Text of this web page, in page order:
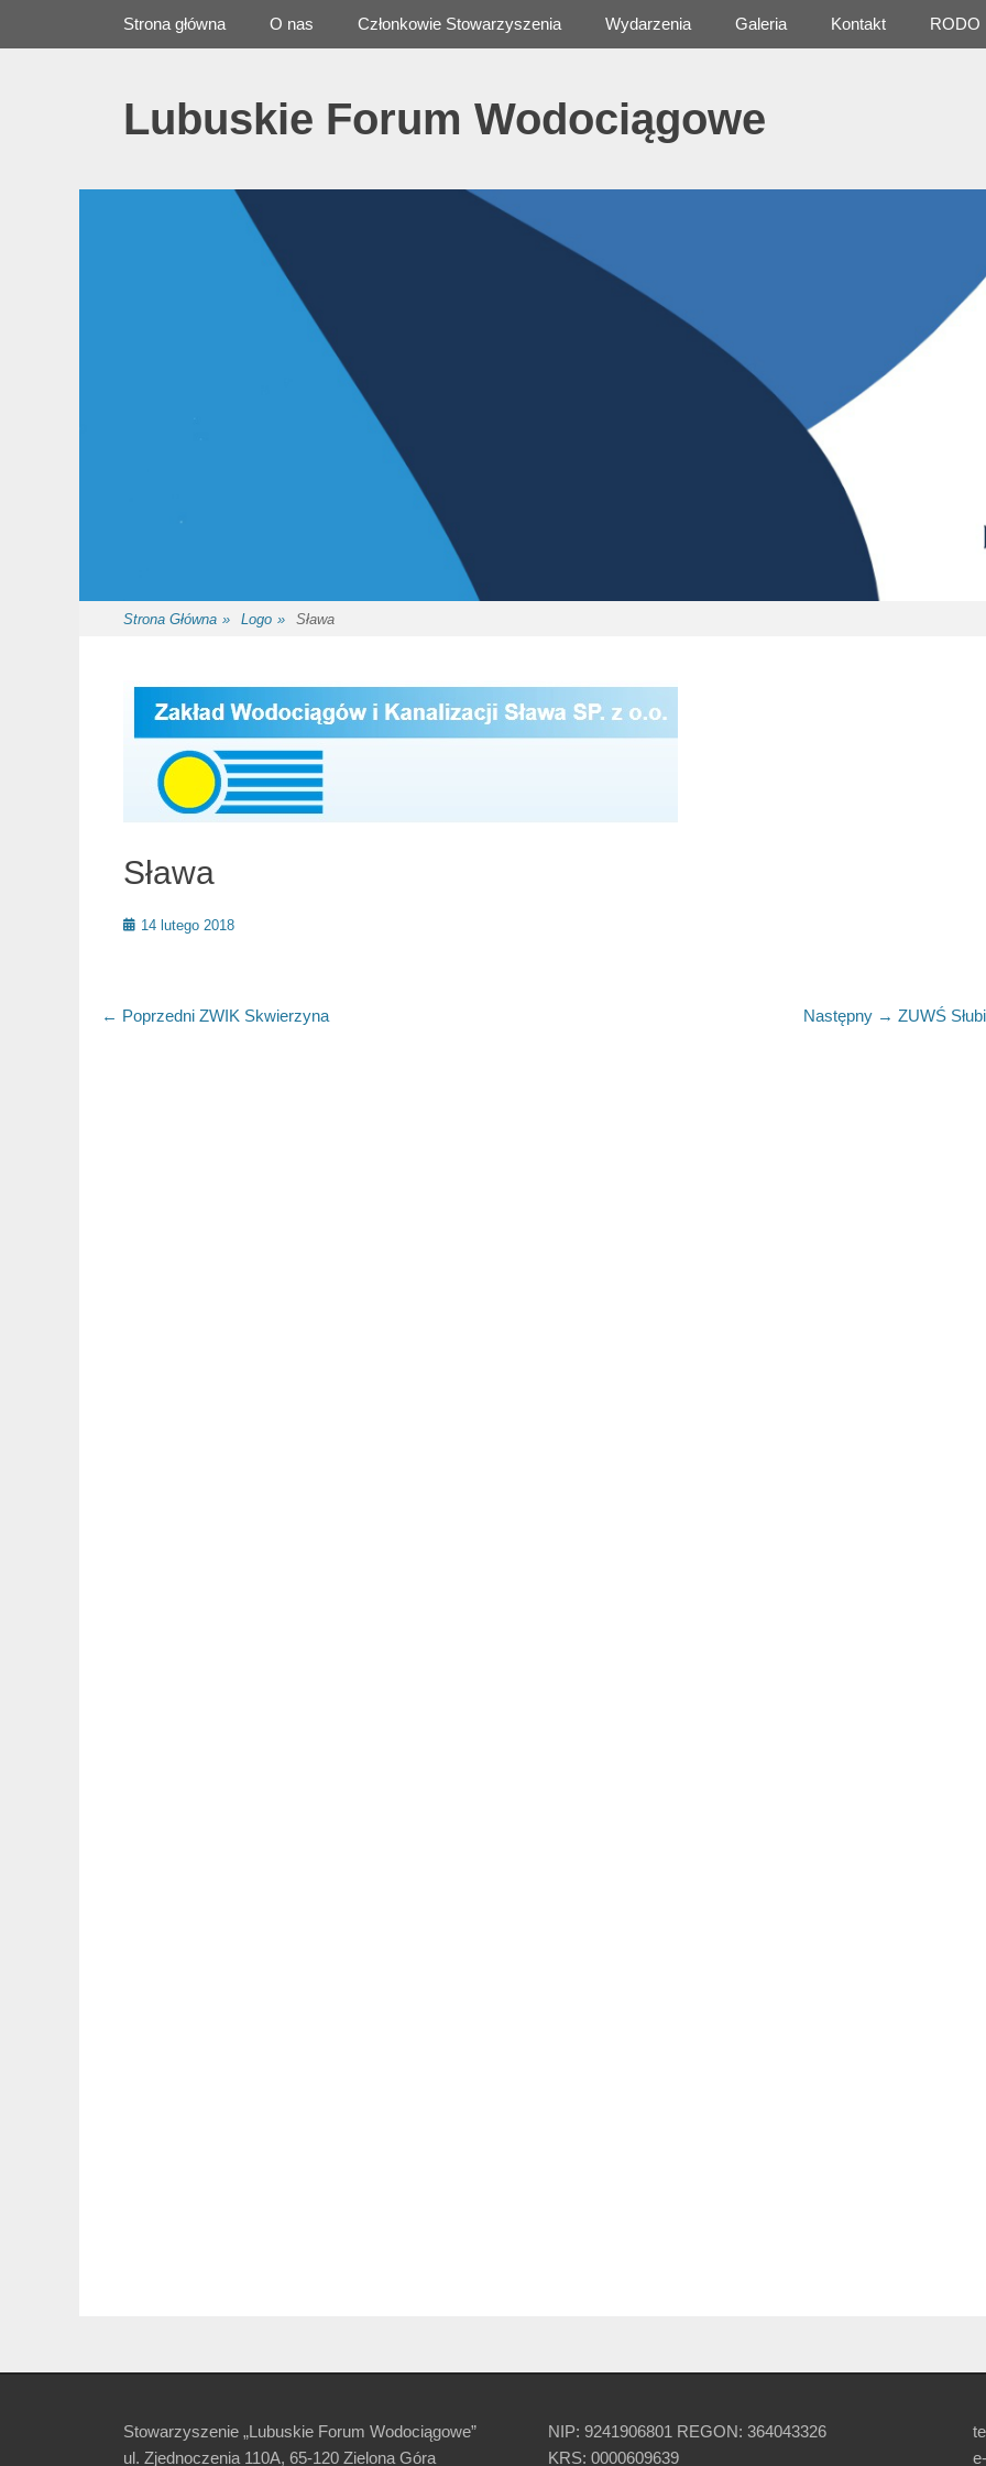
Lubuskie Forum Wodociągowe
Primary Menu
Strona główna O nas Członkowie Stowarzyszenia Wydarzenia Galeria Kontakt RODO
Strona Główna » Logo » Sława
Sława
Posted
14 lutego 2018
Nawigacja
← Poprzedni Poprzedni
ZWIK Skwierzyna Następny → Następny
ZUWŚ
Stowarzyszenie „Lubuskie Forum Wodociągowe”
ul. Zjednoczenia 110A, 65-120 Zielona Góra
NIP: 9241906801 REGON: 364043326
KRS: 0000609639